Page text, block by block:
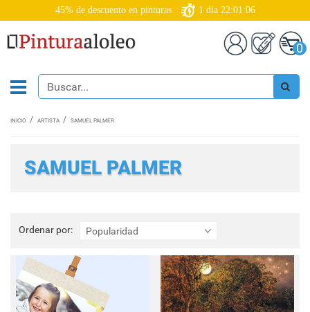
45% de descuento en pinturas 1 día 22:01:05
0
INICIO ARTISTA SAMUEL PALMER
SAMUEL PALMER
Ordenar por: Popularidad
Ordenar
por: